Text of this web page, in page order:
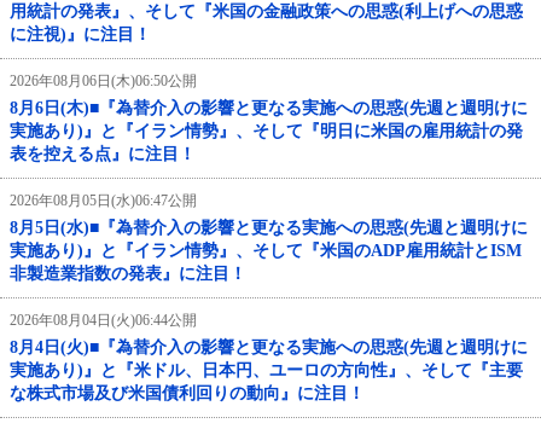
用統計の発表』、そして『米国の金融政策への思惑(利上げへの思惑
に注視)』に注目！
2026年08月06日(木)06:50公開
8月6日(木)■『為替介入の影響と更なる実施への思惑(先週と週明けに
実施あり)』と『イラン情勢』、そして『明日に米国の雇用統計の発
表を控える点』に注目！
2026年08月05日(水)06:47公開
8月5日(水)■『為替介入の影響と更なる実施への思惑(先週と週明けに
実施あり)』と『イラン情勢』、そして『米国のADP雇用統計とISM
非製造業指数の発表』に注目！
2026年08月04日(火)06:44公開
8月4日(火)■『為替介入の影響と更なる実施への思惑(先週と週明けに
実施あり)』と『米ドル、日本円、ユーロの方向性』、そして『主要
な株式市場及び米国債利回りの動向』に注目！